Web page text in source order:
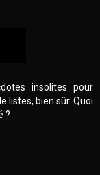
insolites pour
listes, bien sûr. Quoi
?